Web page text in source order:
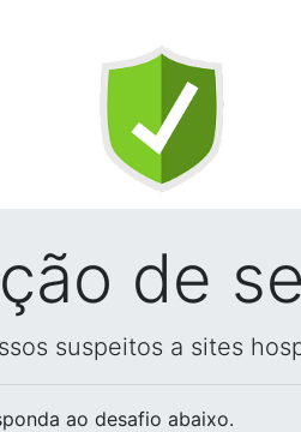
de
suspeitos a sites
ao desafio abaixo.